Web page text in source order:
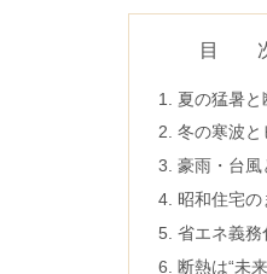
目
夏の猛暑と
冬の寒波と
豪雨・台風
昭和住宅
省エネ義務
断熱は“未